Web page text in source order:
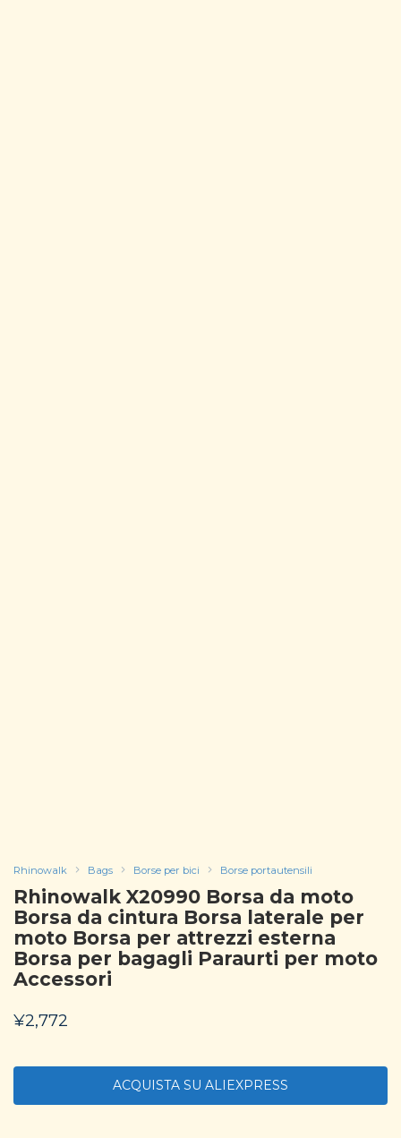
Rhinowalk Bags Borse per bici Borse portautensili
Rhinowalk X20990 Borsa da moto
Borsa da cintura Borsa laterale per
moto Borsa per attrezzi esterna
Borsa per bagagli Paraurti per moto
Accessori
¥2,772
ACQUISTA SU ALIEXPRESS